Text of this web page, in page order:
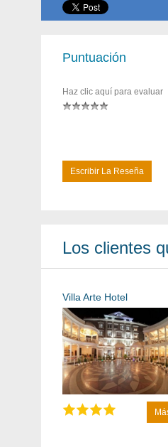
Puntuación
Haz clic aquí para evaluar
Escribir La Reseña
Los clientes
Villa Arte Hotel